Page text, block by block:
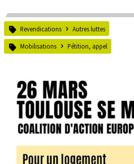
Revendications Autres luttes
Mobilisations Pétition, appel